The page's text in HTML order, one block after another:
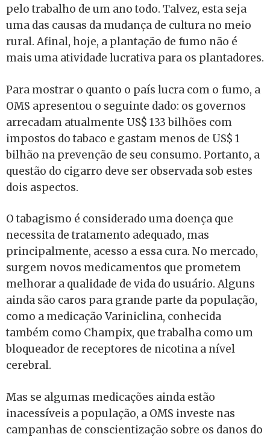
pelo trabalho de um ano todo. Talvez, esta seja
uma das causas da mudança de cultura no meio
rural. Afinal, hoje, a plantação de fumo não é
mais uma atividade lucrativa para os plantadores.
Para mostrar o quanto o país lucra com o fumo, a
OMS apresentou o seguinte dado: os governos
arrecadam atualmente US$ 133 bilhões com
impostos do tabaco e gastam menos de US$ 1
bilhão na prevenção de seu consumo. Portanto, a
questão do cigarro deve ser observada sob estes
dois aspectos.
O tabagismo é considerado uma doença que
necessita de tratamento adequado, mas
principalmente, acesso a essa cura. No mercado,
surgem novos medicamentos que prometem
melhorar a qualidade de vida do usuário. Alguns
ainda são caros para grande parte da população,
como a medicação Variniclina, conhecida
também como Champix, que trabalha como um
bloqueador de receptores de nicotina a nível
cerebral.
Mas se algumas medicações ainda estão
inacessíveis a população, a OMS investe nas
campanhas de conscientização sobre os danos do